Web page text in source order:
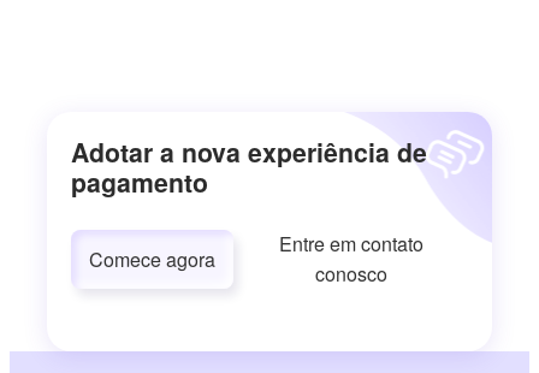
Adotar a nova experiência de
pagamento
Comece agora
Entre em contato
conosco